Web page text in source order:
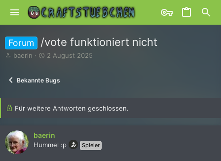
Forum /vote funktioniert nicht
E
baerin
E
t
l
m
2 August 2025
Bekannte Bugs
Für weitere Antworten geschlossen.
baerin
Hummel :p Spieler